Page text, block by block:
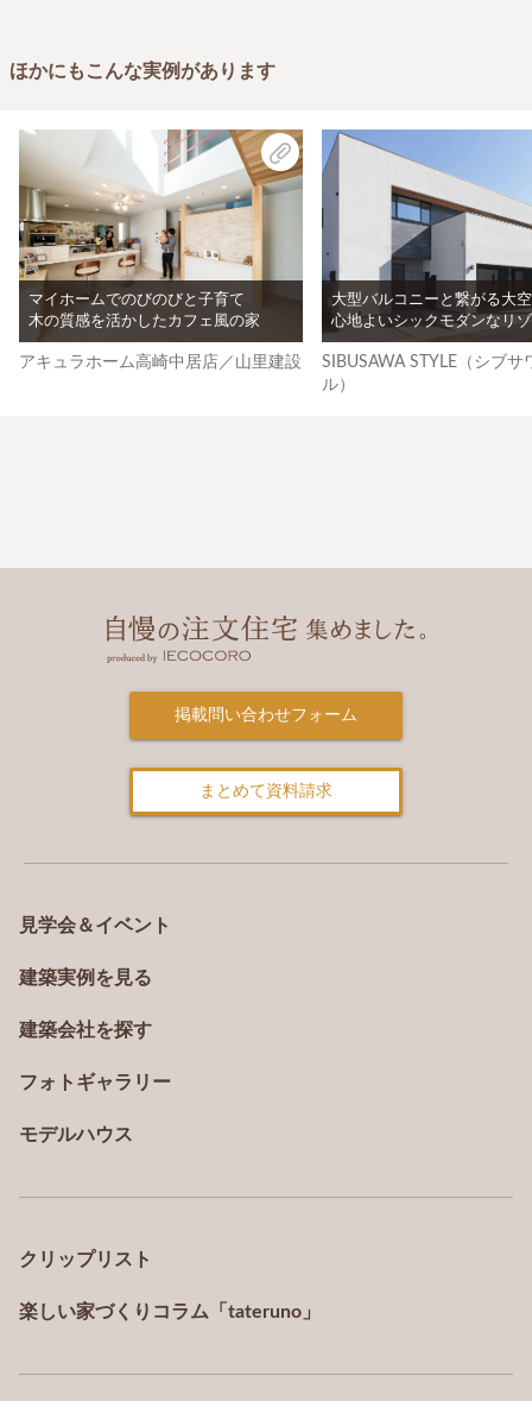
ほかにもこんな実例があります
マイホームでのびのびと子育て
木の質感を活かしたカフェ風の家
アキュラホーム高崎中居店／山里建設
大型バルコニーと繋がる大
心地よいシックモダンなリ
SIBUSAWA STYLE（シブサ
ル）
掲載問い合わせフォーム
まとめて資料請求
見学会＆イベント
建築実例を見る
建築会社を探す
フォトギャラリー
モデルハウス
クリップリスト
楽しい家づくりコラム「tateruno」